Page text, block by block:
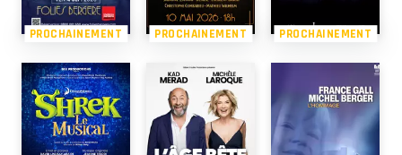
PROCHAINEMENT PROCHAINEMENT PROCHAINEMENT